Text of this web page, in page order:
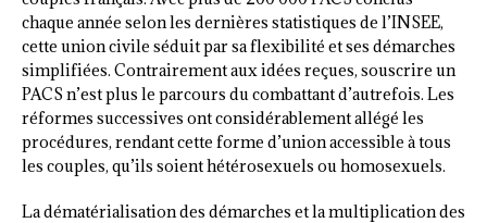
chaque année selon les dernières statistiques de l’INSEE,
cette union civile séduit par sa flexibilité et ses démarches
simplifiées. Contrairement aux idées reçues, souscrire un
PACS n’est plus le parcours du combattant d’autrefois. Les
réformes successives ont considérablement allégé les
procédures, rendant cette forme d’union accessible à tous
les couples, qu’ils soient hétérosexuels ou homosexuels.
La dématérialisation des démarches et la multiplication des